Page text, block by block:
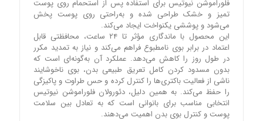
فلوراموشن نیوتیس برای استفاده پس از استحمام روی پوست
تمیز و خشک طراحی شده و به‌راحتی روی پوست پخش
می‌شود و پوششی یکنواخت ایجاد می‌کند.
این محصول با ماندگاری مؤثر تا ۲۴ ساعت، محافظتی قابل
اعتماد در برابر بوی نامطبوع فراهم می‌کند و نیاز به تمدید مکرر
در طول روز را کاهش می‌دهد. عملکرد آن به‌گونه‌ای است که
بدون مسدود کردن کامل تعریق طبیعی بدن، بوی ناخوشایند
ناشی از فعالیت باکتری‌ها را کنترل کرده و حس طراوت و پاکیزگی
را حفظ می‌کند. به همین دلیل، دئورولان فلوراموشن نیوتیس
انتخابی مناسب برای بانوانی است که به تعادل بین سلامت
پوست و کنترل بوی بدن اهمیت می‌دهند.